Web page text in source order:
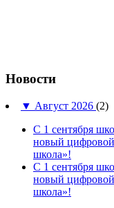
Новости
▼ Август 2026 (2)
С 1 сентября
новый
школа»!
С 1 сентября
новый
школа»!